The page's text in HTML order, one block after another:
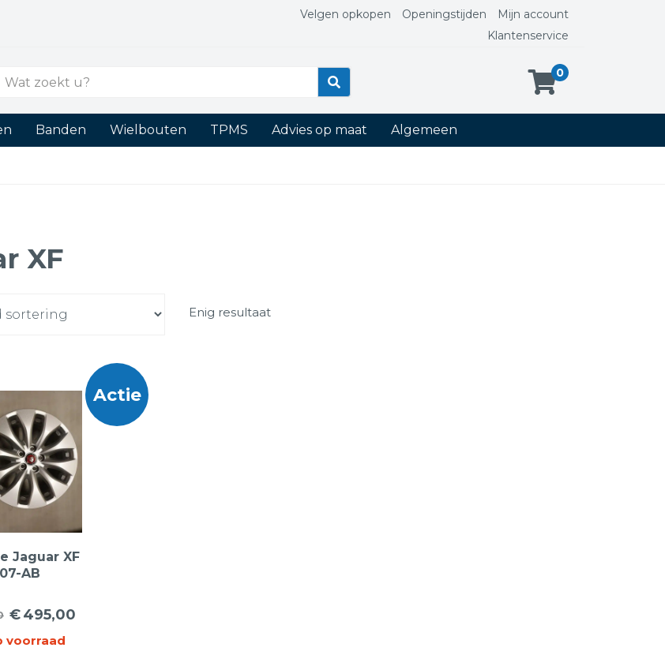
Velgen opkopen Openingstijden
Mijn account
Klantenservice
0
Banden Wielbouten TPMS Advies op maat Algemeen
XF
Enig resultaat
Actie
Jaguar XF
AB
velgen 17
€495,00
voorraad